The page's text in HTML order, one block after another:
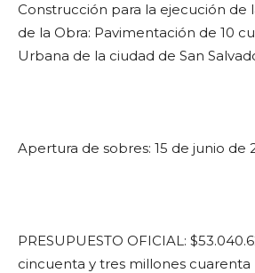
Construcción para la ejecución de
de la Obra: Pavimentación de 10
Urbana de la ciudad de San
Apertura de sobres: 15 de junio de
PRESUPUESTO OFICIAL:
cincuenta y tres millones cuarenta